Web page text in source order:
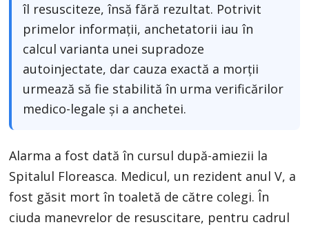
îl resusciteze, însă fără rezultat. Potrivit
primelor informații, anchetatorii iau în
calcul varianta unei supradoze
autoinjectate, dar cauza exactă a morții
urmează să fie stabilită în urma verificărilor
medico-legale și a anchetei.
Alarma a fost dată în cursul după-amiezii la
Spitalul Floreasca. Medicul, un rezident anul V, a
fost găsit mort în toaletă de către colegi. În
ciuda manevrelor de resuscitare, pentru cadrul